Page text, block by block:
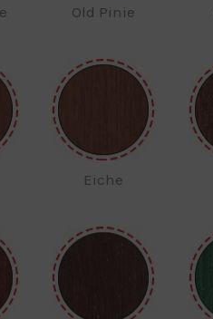
Old Pinie
Eiche